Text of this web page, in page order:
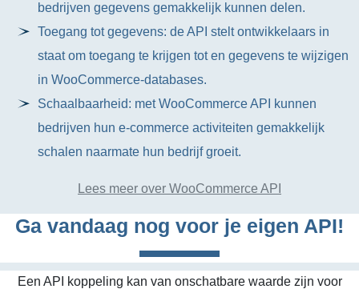
bedrijven gegevens gemakkelijk kunnen delen.
Toegang tot gegevens: de API stelt ontwikkelaars in
staat om toegang te krijgen tot en gegevens te wijzigen
in WooCommerce-databases.
Schaalbaarheid: met WooCommerce API kunnen
bedrijven hun e-commerce activiteiten gemakkelijk
schalen naarmate hun bedrijf groeit.
Lees meer over WooCommerce API
Ga vandaag nog voor je eigen API!
Een API koppeling kan van onschatbare waarde zijn voor